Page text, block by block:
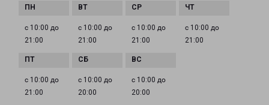
с 10:00 до
21:00
с 10:00 до
21:00
с 10:00 до
21:00
с 10:00 до
21:00
с 10:00 до
21:00
с 10:00 до
20:00
с 10:00 до
20:00